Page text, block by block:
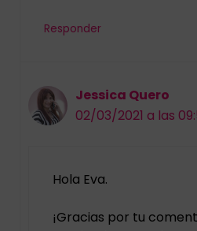
Responder
Jessica Quero
02/03/2021 a las
Hola Eva.
¡Gracias por tu